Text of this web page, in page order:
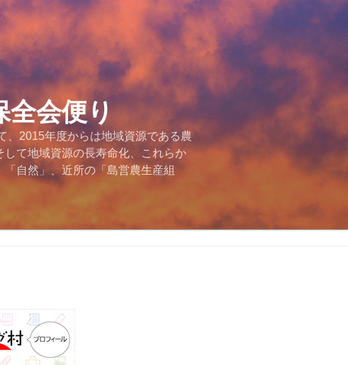
全会便り
、2015年度からは地域資源である農
て地域資源の長寿命化、これらか
自然」、近所の「島営農生産組